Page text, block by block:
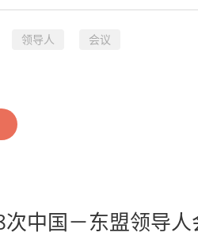
领导人 会议
中国－东盟领导人